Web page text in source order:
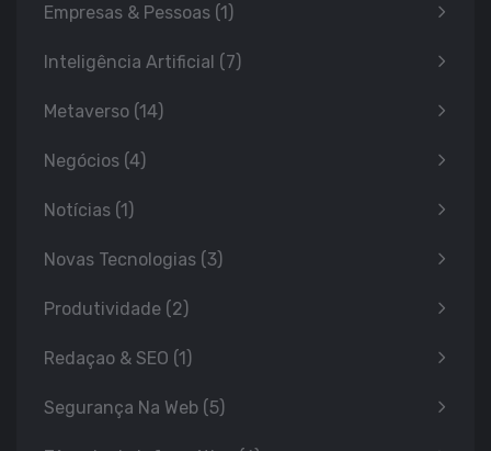
Empresas & Pessoas (1)
Inteligência Artificial (7)
Metaverso (14)
Negócios (4)
Notícias (1)
Novas Tecnologias (3)
Produtividade (2)
Redaçao & SEO (1)
Segurança Na Web (5)